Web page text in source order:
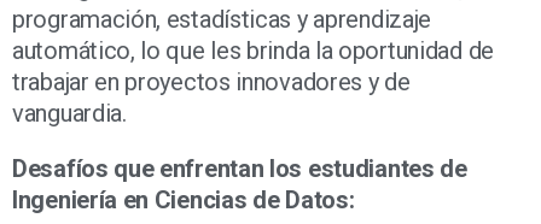
programación, estadísticas y aprendizaje
automático, lo que les brinda la oportunidad de
trabajar en proyectos innovadores y de
vanguardia.
Desafíos que enfrentan los estudiantes de
Ingeniería en Ciencias de Datos: